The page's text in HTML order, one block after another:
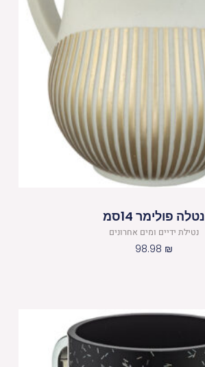
נטלה פולימר 14סמ
נטילת ידיים ומים אחרונים
98.98 ₪